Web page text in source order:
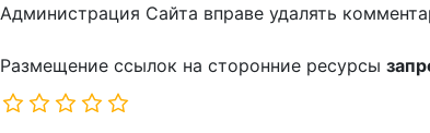
Администрация Сайта вправе удалять
Размещение ссылок на сторонние ресурсы